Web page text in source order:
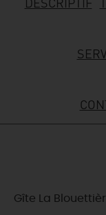
Gîte La